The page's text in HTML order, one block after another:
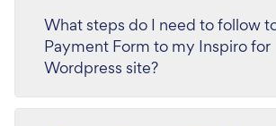
What steps do I need to follow
Payment Form to my Inspiro for
Wordpress site?